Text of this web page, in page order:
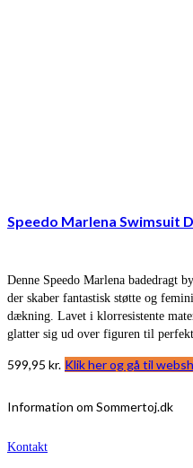
Speedo Marlena Swimsuit
Denne Speedo Marlena badedragt
der skaber fantastisk støtte og
dækning. Lavet i klorresistente
glatter sig ud over figuren til
599,95 kr. Klik her og gå til
Information om Sommertoj.dk
Kontakt